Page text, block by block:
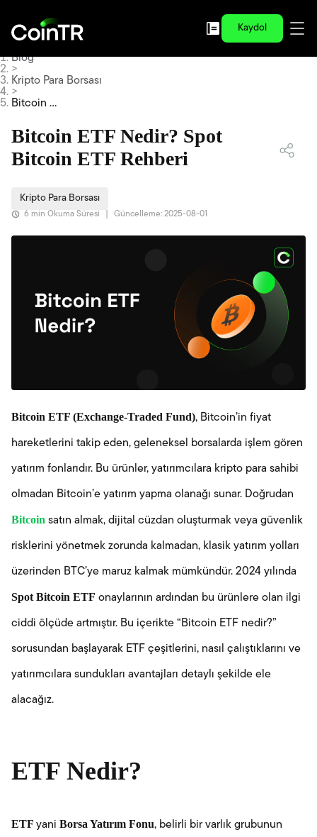
Kaydol
Blog
>
Kripto Para Borsası
>
Bitcoin ET
pot Bitcoi
n ETF Reh
beri
Bitcoin ETF Nedir? Spot
Bitcoin ETF Rehberi
Kripto Para Borsası
6 min Okuma Süresi Güncelleme: 2025-08-01
Bitcoin ETF (Exchange-Traded Fund), Bitcoin’in fiyat
hareketlerini takip eden, geleneksel borsalarda işlem gören
yatırım fonlarıdır. Bu ürünler, yatırımcılara kripto para sahibi
olmadan Bitcoin’e yatırım yapma olanağı sunar. Doğrudan
Bitcoin satın almak, dijital cüzdan oluşturmak veya güvenlik
risklerini yönetmek zorunda kalmadan, klasik yatırım yolları
üzerinden BTC’ye maruz kalmak mümkündür. 2024 yılında
Spot Bitcoin ETF onaylarının ardından bu ürünlere olan ilgi
ciddi ölçüde artmıştır. Bu içerikte “Bitcoin ETF nedir?”
sorusundan başlayarak ETF çeşitlerini, nasıl çalıştıklarını ve
yatırımcılara sundukları avantajları detaylı şekilde ele
alacağız.
ETF Nedir?
ETF yani Borsa Yatırım Fonu, belirli bir varlık grubunun